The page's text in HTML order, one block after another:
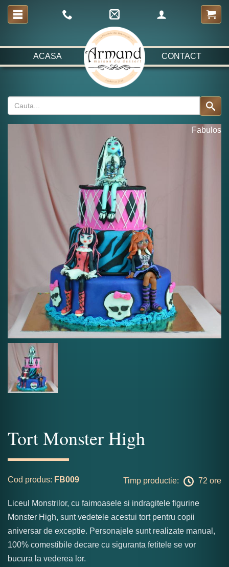
ACASA CONTACT
Fabulos
Tort Monster High
Cod produs: FB009 Timp productie: 72 ore
Liceul Monstrilor, cu faimoasele si indragitele figurine
Monster High, sunt vedetele acestui tort pentru copii
aniversar de exceptie. Personajele sunt realizate manual,
100% comestibile decare cu siguranta fetitele se vor
bucura la vederea lor.